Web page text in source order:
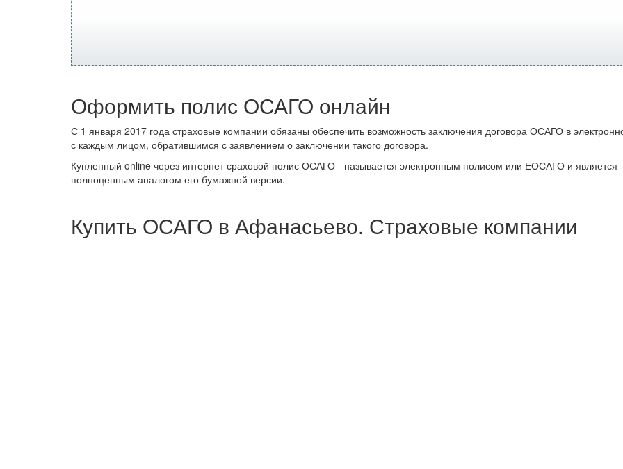
Оформить полис ОСАГО онлайн
С 1 января 2017 года страховые компании обязаны обеспечить возможность заключения договора ОСАГО в
с каждым лицом, обратившимся с заявлением о заключении такого договора.
Купленный online через интернет сраховой полис ОСАГО - называется электронным полисом или ЕОСАГО и является
полноценным аналогом его бумажной версии.
Купить ОСАГО в Афанасьево. Страховые компании